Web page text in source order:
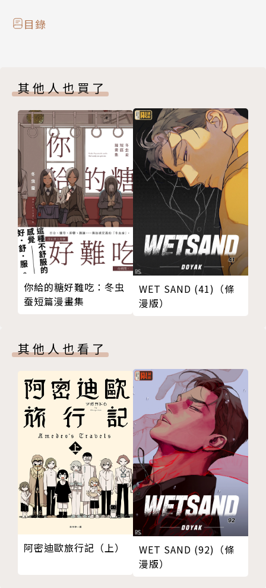
目錄
其他人也買了
你給的糖好難吃：冬虫
蚕短篇漫畫集
WET SAND (41)（條
漫版）
其他人也看了
阿密迪歐旅行記（上）
WET SAND (92)（條
漫版）